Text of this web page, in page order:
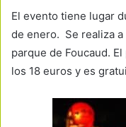
El evento tiene lugar
de enero. Se realiza a
parque de Foucaud.
los 18 euros y es